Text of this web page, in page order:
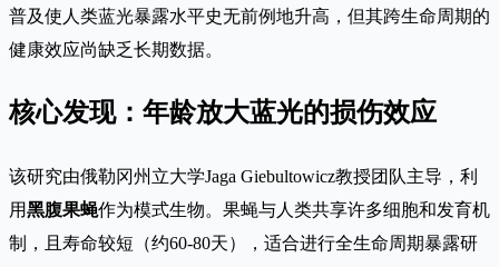
普及使人类蓝光暴露水平史无前例地升高，但其跨生命周期的
健康效应尚缺乏长期数据。
核心发现：年龄放大蓝光的损伤效应
该研究由俄勒冈州立大学Jaga Giebultowicz教授团队主导，利
用黑腹果蝇作为模式生物。果蝇与人类共享许多细胞和发育机
制，且寿命较短（约60-80天），适合进行全生命周期暴露研